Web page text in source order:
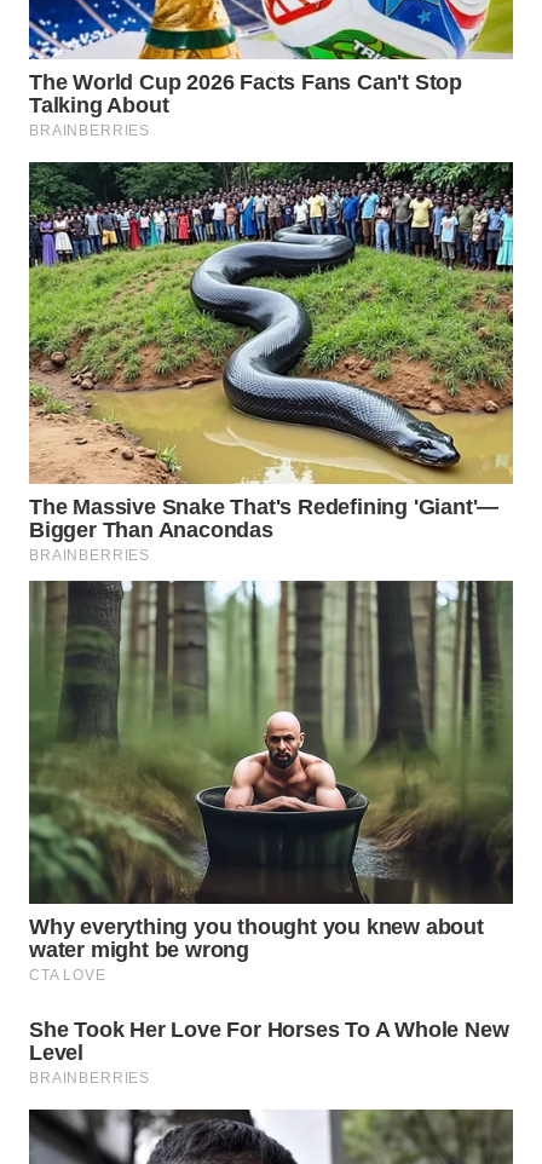
LABUHANBATU
WN
TAPANULI
TENGAH
WN DELI
SERDANG
WN
TEBING
TINGGI
WN
PAKPAK
WN
KARAWANG
WN
BEKASI
WN
BOGOR
WN
WN
TAPANULI
UTARA
WN
SAMOSIR
WN
PADANG